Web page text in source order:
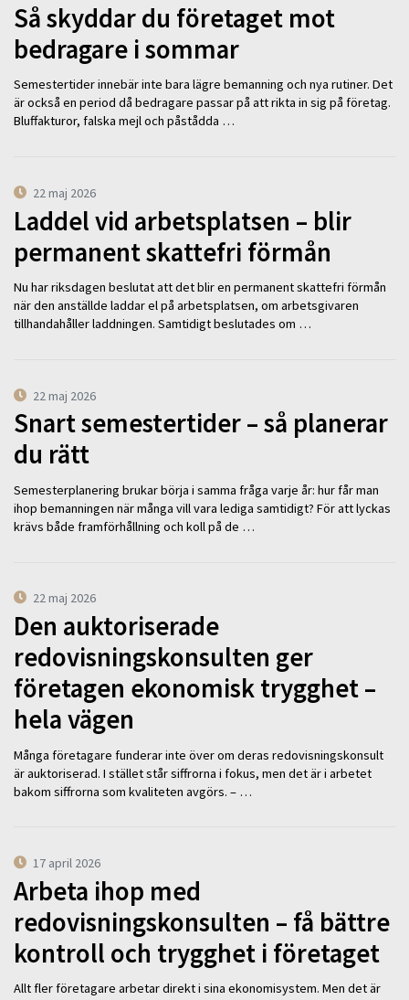
Så skyddar du företaget mot
bedragare i sommar
Semestertider innebär inte bara lägre bemanning och nya rutiner. Det
är också en period då bedragare passar på att rikta in sig på företag.
Bluffakturor, falska mejl och påstådda …
22 maj 2026
Laddel vid arbetsplatsen – blir
permanent skattefri förmån
Nu har riksdagen beslutat att det blir en permanent skattefri förmån
när den anställde laddar el på arbetsplatsen, om arbetsgivaren
tillhandahåller laddningen. Samtidigt beslutades om …
22 maj 2026
Snart semestertider – så planerar
du rätt
Semesterplanering brukar börja i samma fråga varje år: hur får man
ihop bemanningen när många vill vara lediga samtidigt? För att lyckas
krävs både framförhållning och koll på de …
22 maj 2026
Den auktoriserade
redovisningskonsulten ger
företagen ekonomisk trygghet –
hela vägen
Många företagare funderar inte över om deras redovisningskonsult
är auktoriserad. I stället står siffrorna i fokus, men det är i arbetet
bakom siffrorna som kvaliteten avgörs. – …
17 april 2026
Arbeta ihop med
redovisningskonsulten – få bättre
kontroll och trygghet i företaget
Allt fler företagare arbetar direkt i sina ekonomisystem. Men det är